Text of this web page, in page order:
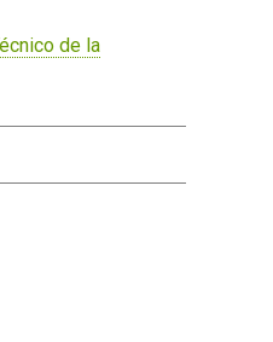
de la